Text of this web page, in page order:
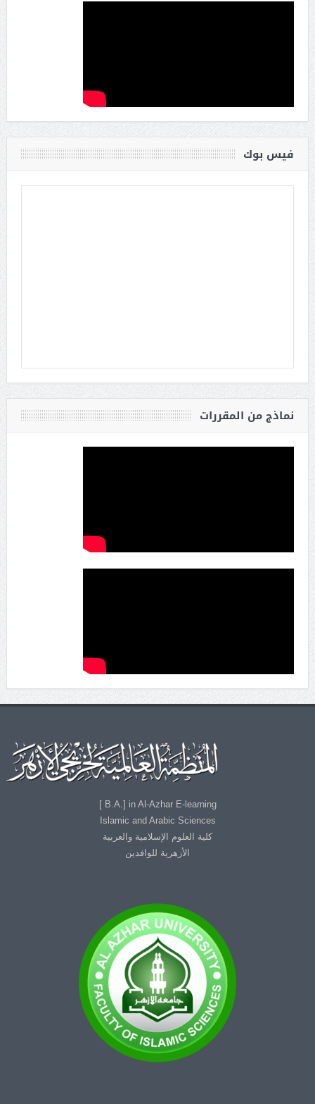
فيس بوك
نماذج من المقررات
B.A.] in Al-Azhar E-learning ]
Islamic and Arabic Sciences
كلية العلوم الإسلامية والعربية
الأزهرية للوافدين